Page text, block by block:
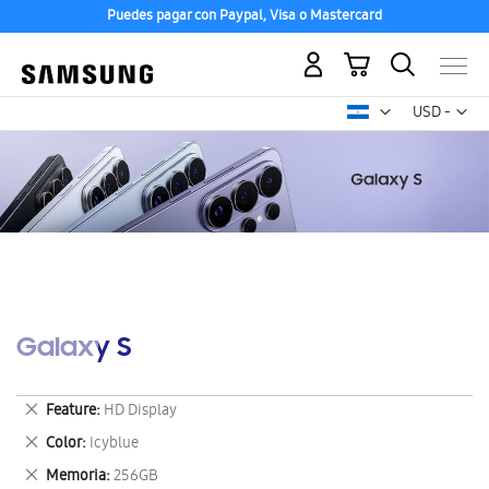
Puedes pagar con Paypal, Visa o Mastercard
USD -
dólar
Mi carrito
Galaxy S
Feature HD Display
Eliminar
este
artículo
Color Icyblue
Eliminar
este
Memoria 256GB
Eliminar